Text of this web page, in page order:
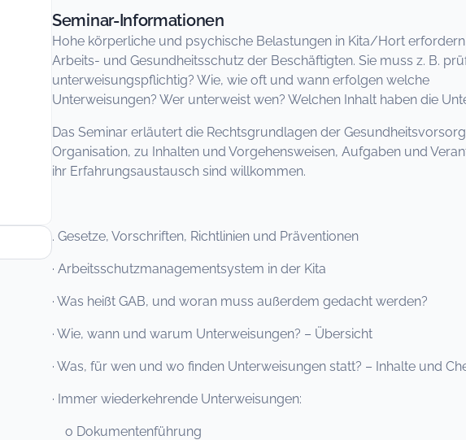
Seminar-Informationen
Hohe körperliche und psychische Belastungen in Kita/Hort
Arbeits- und Gesundheitsschutz der Beschäftigten. Sie muss z. B.
unterweisungspflichtig? Wie, wie oft und wann erfolgen welche
Unterweisungen? Wer unterweist wen? Welchen Inhalt haben die
Das Seminar erläutert die Rechtsgrundlagen der
Organisation, zu Inhalten und Vorgehensweisen, Aufgaben und
ihr Erfahrungsaustausch sind willkommen.
. Gesetze, Vorschriften, Richtlinien und Präventionen
· Arbeitsschutzmanagementsystem in der Kita
· Was heißt GAB, und woran muss außerdem gedacht werden?
· Wie, wann und warum Unterweisungen? – Übersicht
· Was, für wen und wo finden Unterweisungen statt? – Inhalte und
· Immer wiederkehrende Unterweisungen:
o Dokumentenführung